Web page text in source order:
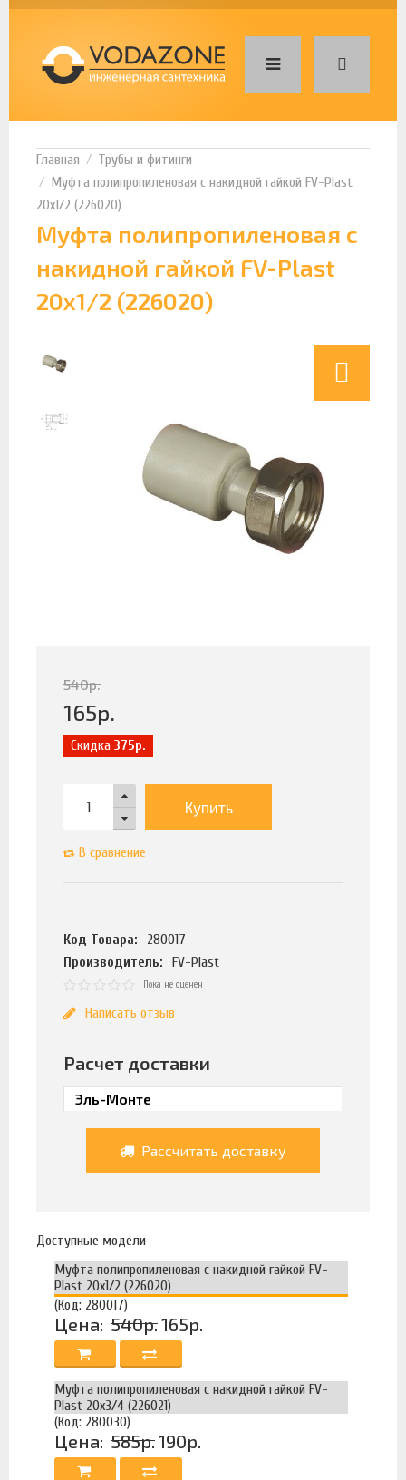
Трубы и фитинги
Муфта полипропиленовая с накидной гайкой FV-Plast
20х1/2 (226020)
Муфта полипропиленовая с
накидной гайкой FV-Plast
20х1/2 (226020)
540р.
165р.
Скидка 375р.
Купить
В сравнение
Код Товара:
280017
Производитель:
FV-Plast
Пока не оценен
Написать отзыв
Расчет доставки
Рассчитать доставку
Доступные модели
Муфта полипропиленовая с накидной гайкой FV-
Plast 20х1/2 (226020)
(Код: 280017)
Цена: 540р.165р.
Муфта полипропиленовая с накидной гайкой FV-
Plast 20х3/4 (226021)
(Код: 280030)
Цена: 585р.190р.